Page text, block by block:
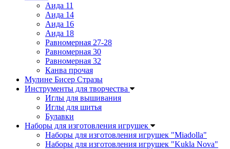
Аида 11
Аида 14
Аида 16
Аида 18
Равномерная 27-28
Равномерная 30
Равномерная 32
Канва прочая
Мулине Бисер Стразы
Инструменты для творчества
Иглы для вышивания
Иглы для шитья
Булавки
Наборы для изготовления игрушек
Наборы для изготовления игрушек "Miadolla"
Наборы для изготовления игрушек "Kukla Nova"